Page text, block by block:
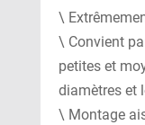
\
\ Convient
petites et
diamètres et
\ Montage